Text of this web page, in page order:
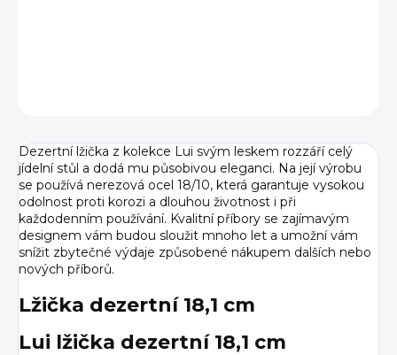
Dezertní lžička z kolekce Lui svým leskem rozzáří celý
jídelní stůl a dodá mu působivou eleganci. Na její výrobu
se používá nerezová ocel 18/10, která garantuje vysokou
odolnost proti korozi a dlouhou životnost i při
každodenním používání. Kvalitní příbory se zajímavým
designem vám budou sloužit mnoho let a umožní vám
snížit zbytečné výdaje způsobené nákupem dalších nebo
nových příborů.
Lžička dezertní 18,1 cm
Lui lžička dezertní 18,1 cm